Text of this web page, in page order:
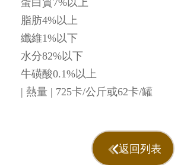
脂肪4%以上
纖維1%以下
水分82%以下
牛磺酸0.1%以上
| 熱量 | 725卡/公斤或62卡/罐
返回列表